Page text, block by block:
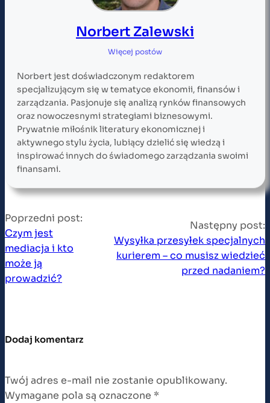
Norbert Zalewski
Więcej postów
Norbert jest doświadczonym redaktorem
specjalizującym się w tematyce ekonomii, finansów i
zarządzania. Pasjonuje się analizą rynków finansowych
oraz nowoczesnymi strategiami biznesowymi.
Prywatnie miłośnik literatury ekonomicznej i
aktywnego stylu życia, lubiący dzielić się wiedzą i
inspirować innych do świadomego zarządzania swoimi
finansami.
Poprzedni post:
Czym jest
mediacja i kto
może ją
prowadzić?
Następny post:
Wysyłka przesyłek specjalnych
kurierem – co musisz wiedzieć
przed nadaniem?
Dodaj komentarz
Twój adres e-mail nie zostanie opublikowany.
Wymagane pola są oznaczone *